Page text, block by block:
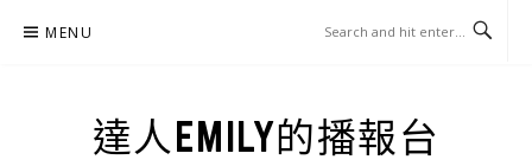
MENU
達人EMILY的播報台